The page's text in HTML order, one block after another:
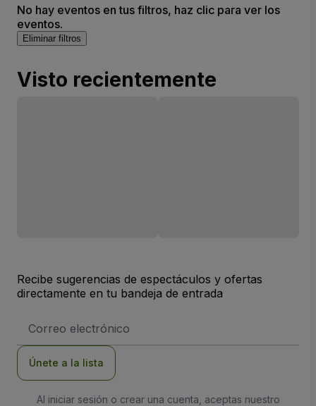
No hay eventos en tus filtros, haz clic para ver los
eventos.
Eliminar filtros
Visto recientemente
Recibe sugerencias de espectáculos y ofertas
directamente en tu bandeja de entrada
de
Únete a la lista
Al iniciar sesión o crear una cuenta, aceptas nuestro